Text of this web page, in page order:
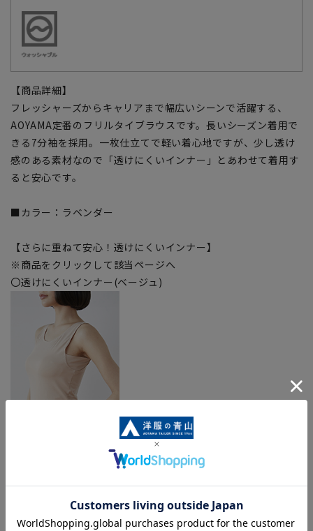
【商品詳細】
フレッシャーズからキャリアまで幅広いシーンで活躍する、
AOYAMA定番のフリルタイブラウスです。長いシーズン着用で
きる7分袖を採用。一枚仕立てで軽い着心地ですが、少し透け
感のある素材なので「透けにくいインナー」とあわせて着用す
ると安心です。
■カラー：ラベンダー
【さらに重ねて安心！透けにくいインナー】
※商品をクリックして該当ページへ
〇透けにくいインナー(ベージュ)
※当該商品は在庫切れの場合がございます。
【サイズスペック】
[S]着丈:59cm バスト:97cm 肩幅:36cm 裾囲:113cm 袖